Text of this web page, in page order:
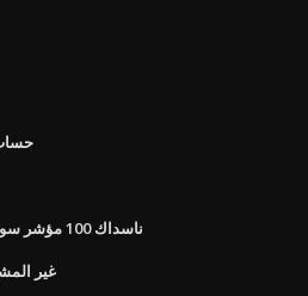
ناسداك 100 مؤشر سوق الأسهم الرسم البياني التاريخي
غير